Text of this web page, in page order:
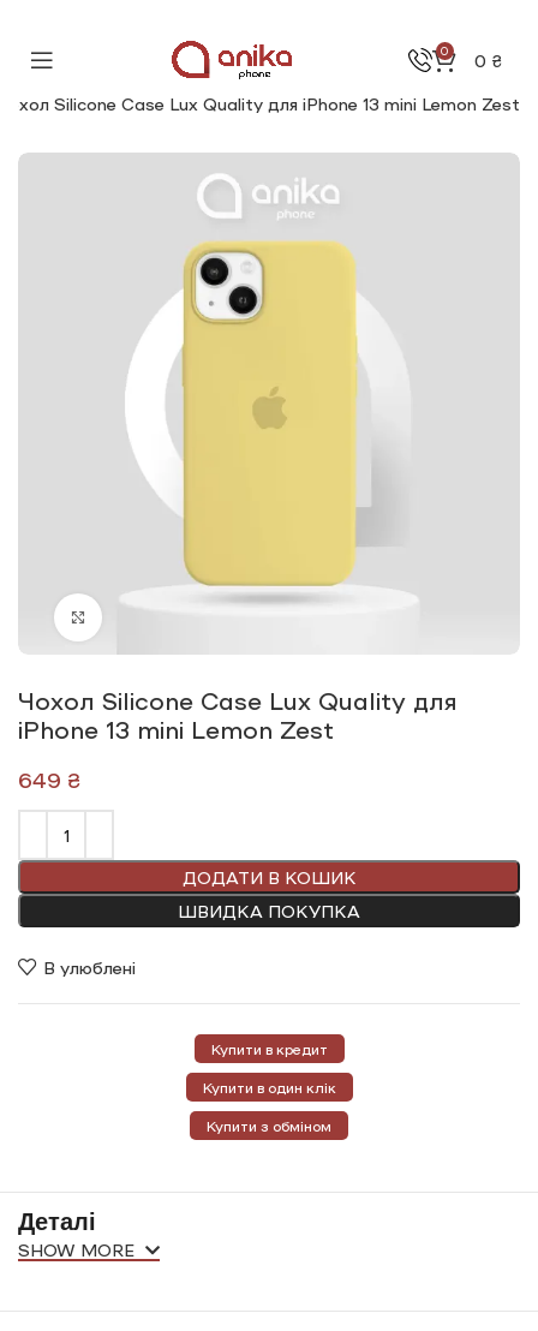
0 0 ₴
Silicone Сase Lux Quality для iPhone 13 mini Lemon Zest
Чохол Silicone Сase Lux Quality для
iPhone 13 mini Lemon Zest
₴
ДОДАТИ В КОШИК
ШВИДКА ПОКУПКА
В улюблені
Купити в кредит
Купити в один клік
Купити з обміном
Деталі
SHOW MORE